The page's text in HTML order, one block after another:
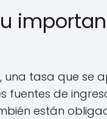
una tasa que se
fuentes de
están